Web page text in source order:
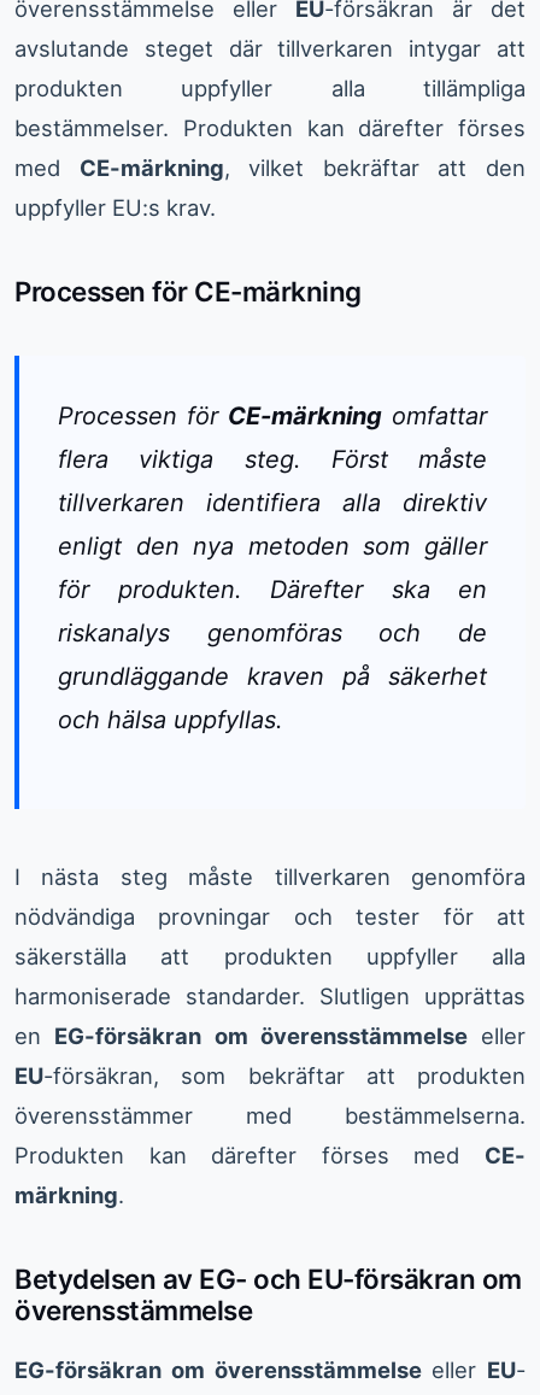
överensstämmelse eller EU-försäkran är det
avslutande steget där tillverkaren intygar att
produkten uppfyller alla tillämpliga
bestämmelser. Produkten kan därefter förses
med CE-märkning, vilket bekräftar att den
uppfyller EU:s krav.
Processen för CE-märkning
Processen för CE-märkning omfattar
flera viktiga steg. Först måste
tillverkaren identifiera alla direktiv
enligt den nya metoden som gäller
för produkten. Därefter ska en
riskanalys genomföras och de
grundläggande kraven på säkerhet
och hälsa uppfyllas.
I nästa steg måste tillverkaren genomföra
nödvändiga provningar och tester för att
säkerställa att produkten uppfyller alla
harmoniserade standarder. Slutligen upprättas
en EG-försäkran om överensstämmelseeller
EU-försäkran, som bekräftar att produkten
överensstämmer med bestämmelserna.
Produkten kan därefter förses med CE-
märkning.
Betydelsen av EG- och EU-försäkran om
överensstämmelse
EG-försäkran om överensstämmelseeller EU-